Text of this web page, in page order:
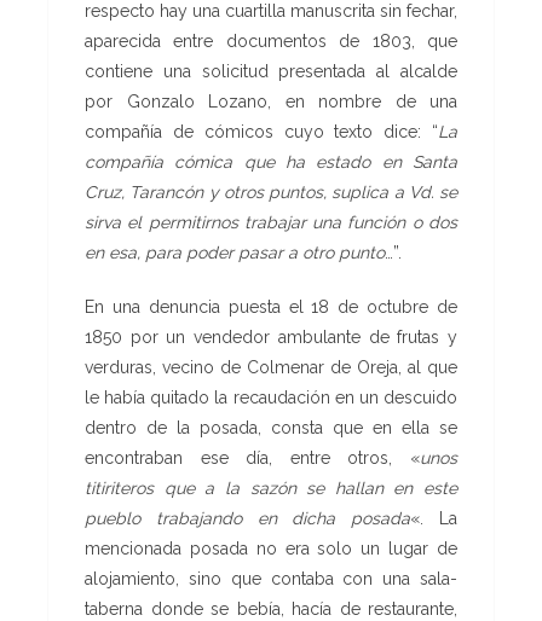
respecto hay una cuartilla manuscrita sin fechar,
aparecida entre documentos de 1803, que
contiene una solicitud presentada al alcalde
por Gonzalo Lozano, en nombre de una
compañía de cómicos cuyo texto dice: “La
compañía cómica que ha estado en Santa
Cruz, Tarancón y otros puntos, suplica a Vd. se
sirva el permitirnos trabajar una función o dos
en esa, para poder pasar a otro punto…”.
En una denuncia puesta el 18 de octubre de
1850 por un vendedor ambulante de frutas y
verduras, vecino de Colmenar de Oreja, al que
le había quitado la recaudación en un descuido
dentro de la posada, consta que en ella se
encontraban ese día, entre otros, «unos
titiriteros que a la sazón se hallan en este
pueblo trabajando en dicha posada«. La
mencionada posada no era solo un lugar de
alojamiento, sino que contaba con una sala-
taberna donde se bebía, hacía de restaurante,